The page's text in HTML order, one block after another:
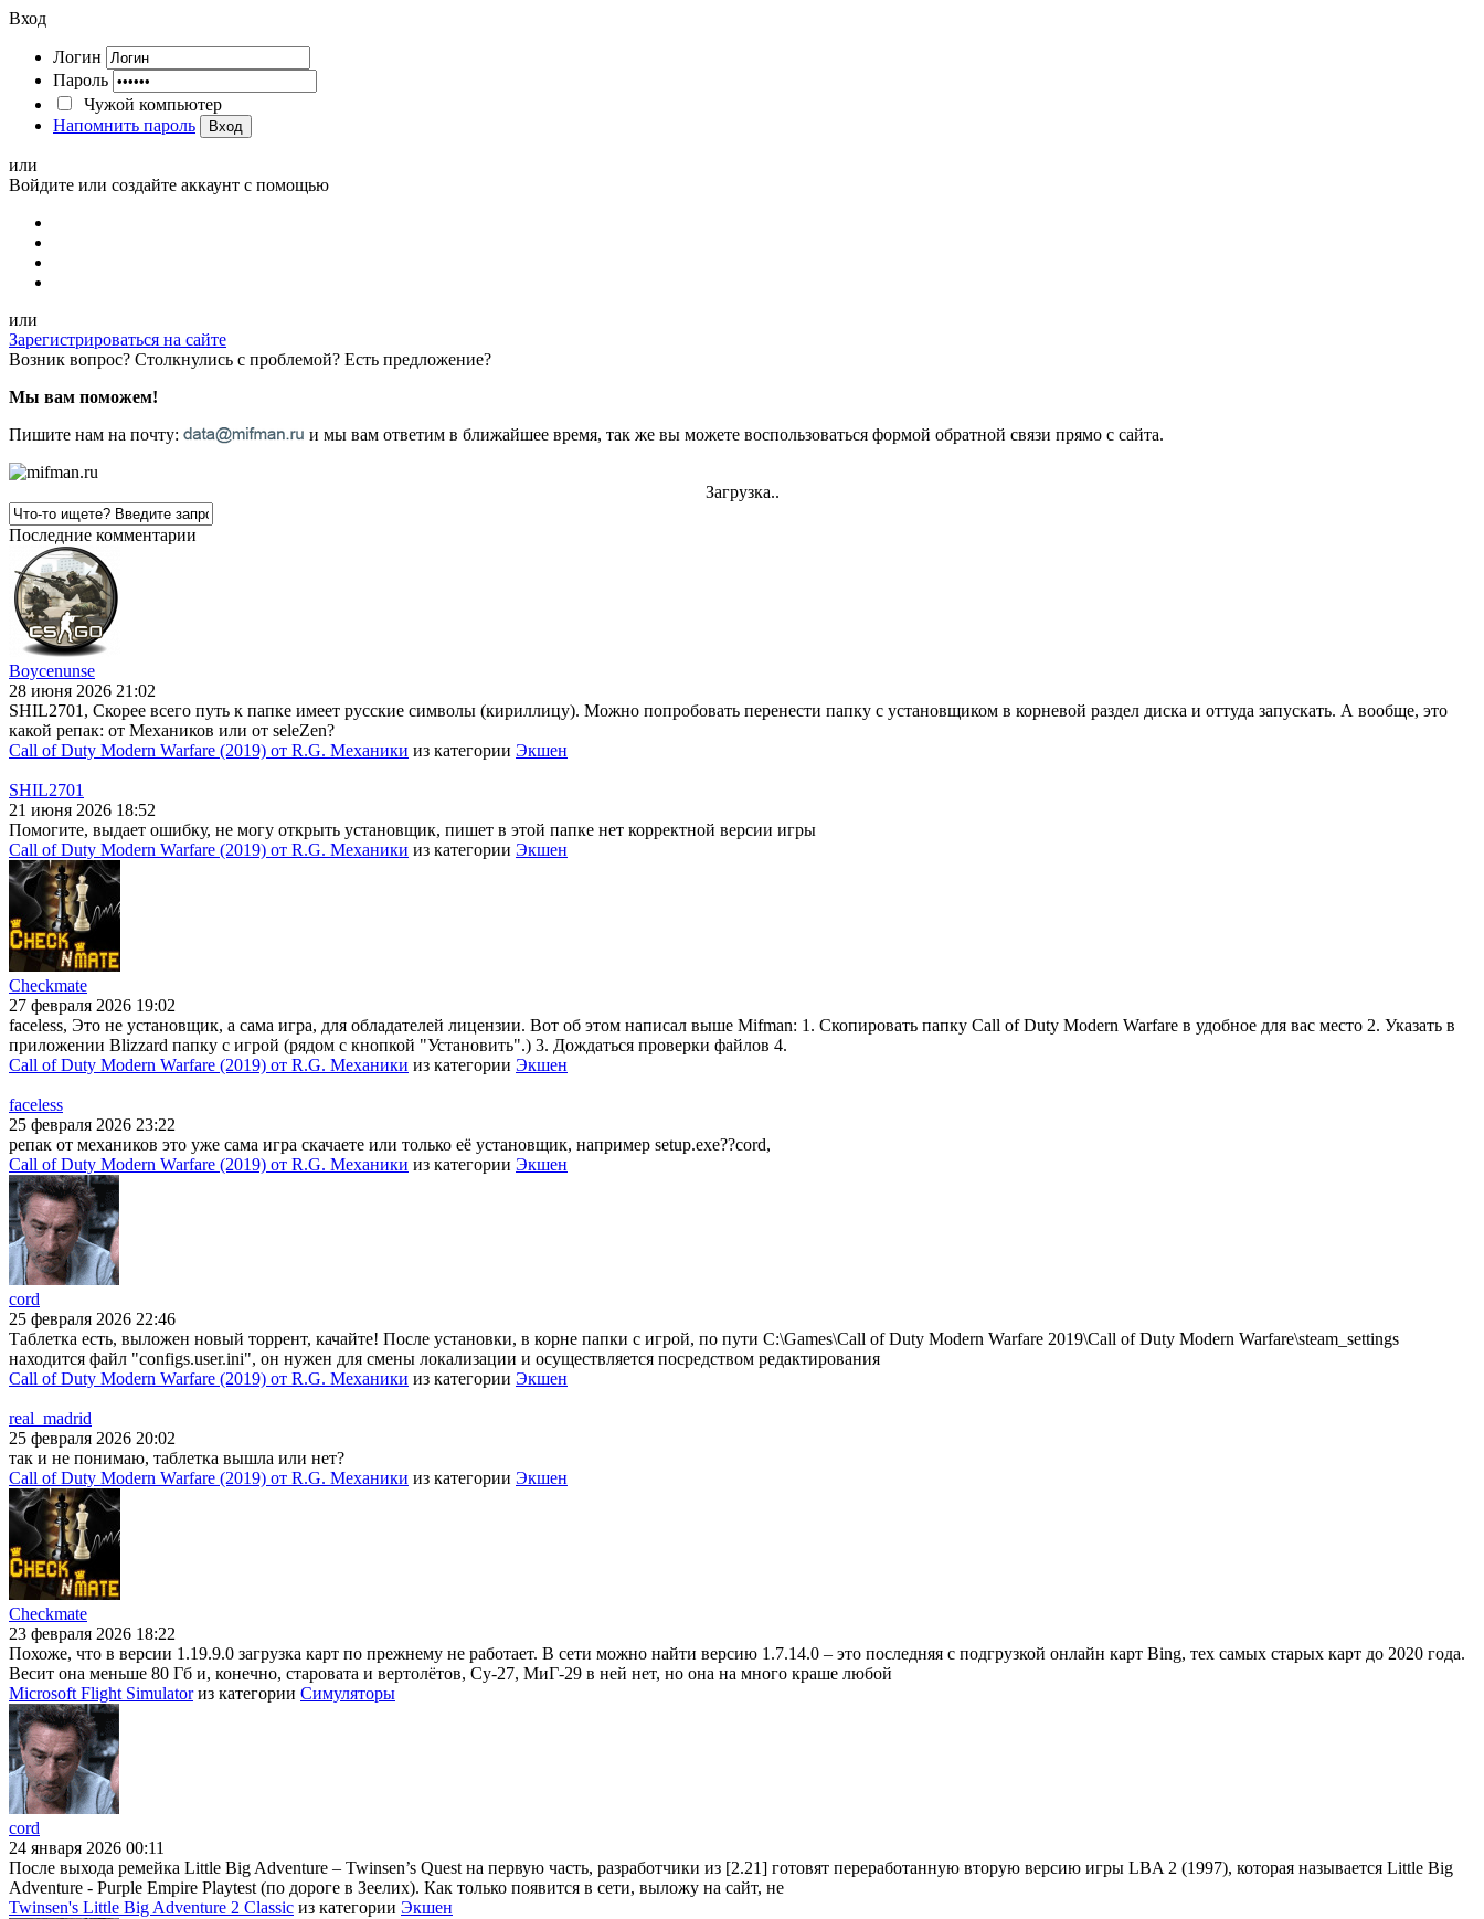
Вход
Логин
Пароль
Чужой компьютер
Напомнить пароль
Вход
или
Войдите или создайте аккаунт с помощью
или
Зарегистрироваться на сайте
Возник вопрос? Столкнулись с проблемой? Есть предложение?
Мы вам поможем!
Пишите нам на почту:
и мы вам ответим в ближайшее время, так же вы можете воспользоваться формой обратной связи прямо с сайта.
Загрузка..
Последние комментарии
Boycenunse
28 июня 2026 21:02
SHIL2701, Скорее всего путь к папке имеет русские символы (кириллицу). Можно попробовать перенести папку с установщиком в корневой раздел диска и оттуда запускать. А вообще, это
какой репак: от Механиков или от seleZen?
Call of Duty Modern Warfare (2019) от R.G. Механики из категории Экшен
SHIL2701
21 июня 2026 18:52
Помогите, выдает ошибку, не могу открыть установщик, пишет в этой папке нет корректной версии игры
Call of Duty Modern Warfare (2019) от R.G. Механики из категории Экшен
Checkmate
27 февраля 2026 19:02
faceless, Это не установщик, а сама игра, для обладателей лицензии. Вот об этом написал выше Mifman: 1. Скопировать папку Call of Duty Modern Warfare в удобное для вас место 2. Указать в
приложении Blizzard папку с игрой (рядом с кнопкой "Установить".) 3. Дождаться проверки файлов 4.
Call of Duty Modern Warfare (2019) от R.G. Механики из категории Экшен
faceless
25 февраля 2026 23:22
репак от механиков это уже сама игра скачаете или только её установщик, например setup.exe??cord,
Call of Duty Modern Warfare (2019) от R.G. Механики из категории Экшен
cord
25 февраля 2026 22:46
Таблетка есть, выложен новый торрент, качайте! После установки, в корне папки с игрой, по пути C:\Games\Call of Duty Modern Warfare 2019\Call of Duty Modern Warfare\steam_settings
находится файл "configs.user.ini", он нужен для смены локализации и осуществляется посредством редактирования
Call of Duty Modern Warfare (2019) от R.G. Механики из категории Экшен
real_madrid
25 февраля 2026 20:02
так и не понимаю, таблетка вышла или нет?
Call of Duty Modern Warfare (2019) от R.G. Механики из категории Экшен
Checkmate
23 февраля 2026 18:22
Похоже, что в версии 1.19.9.0 загрузка карт по прежнему не работает. В сети можно найти версию 1.7.14.0 – это последняя с подгрузкой онлайн карт Bing, тех самых старых карт до 2020 года.
Весит она меньше 80 Гб и, конечно, старовата и вертолётов, Су-27, МиГ-29 в ней нет, но она на много краше любой
Microsoft Flight Simulatorиз категории Симуляторы
cord
24 января 2026 00:11
После выхода ремейка Little Big Adventure – Twinsen’s Quest на первую часть, разработчики из [2.21] готовят переработанную вторую версию игры LBA 2 (1997), которая называется Little Big
Adventure - Purple Empire Playtest (по дороге в Зеелих). Как только появится в сети, выложу на сайт, не
Twinsen's Little Big Adventure 2 Classic из категории Экшен